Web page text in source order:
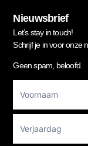
Nieuwsbrief
Let’s stay in touch!
Schrijf je in voor onze
Geen spam, beloofd.
Newsletter